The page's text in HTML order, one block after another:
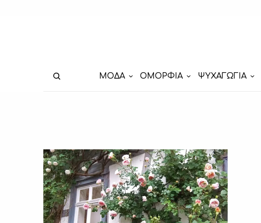
ΜΟΔΑ ΟΜΟΡΦΙΑ ΨΥΧΑΓΩΓΙΑ